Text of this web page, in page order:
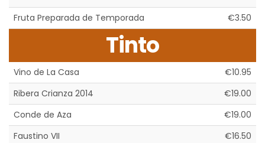
Fruta Preparada de Temporada
€3.50
Tinto
Vino de La Casa
€10.95
Ribera Crianza 2014
€19.00
Conde de Aza
€19.00
Faustino VII
€16.50